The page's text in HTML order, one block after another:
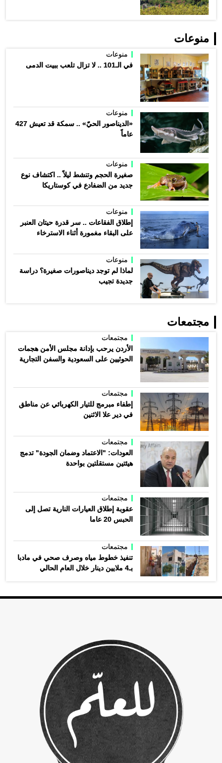
منوعات
منوعات
في الـ101 .. لا تزال تلعب ببيت الدمى
منوعات
«الديناصور الحيّ» .. سمكة قد تعيش 427
عاماً
منوعات
صغيرة الحجم وتنشط ليلاً .. اكتشاف نوع
جديد من الضفادع في كوستاريكا
منوعات
إطلاق الفقاعات .. سر قدرة حيتان العنبر
على البقاء مغمورة أثناء الاسترخاء
منوعات
لماذا لم توجد ديناصورات صغيرة؟ دراسة
جديدة تجيب
مجتمعات
مجتمعات
الأردن يرحب بإدانة مجلس الأمن هجمات
الحوثيين على السعودية والسفن التجارية
مجتمعات
إطفاء مبرمج للتيار الكهربائي عن مناطق
في دير علا الاثنين
مجتمعات
العودات: "الاعتماد وضمان الجودة" تدمج
هيئتين مستقلتين بواحدة
مجتمعات
عقوبة إطلاق العيارات النارية تصل إلى
الحبس 20 عاما
مجتمعات
تنفيذ خطوط مياه وصرف صحي في مادبا
بـ4 ملايين دينار خلال العام الحالي